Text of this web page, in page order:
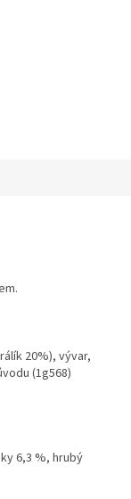
20%), vývar,
(1g568)
6,3 %, hrubý